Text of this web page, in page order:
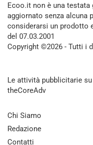
Ecoo.it non è una
aggiornato senza alcuna
considerarsi un prodotto
del 07.03.2001
Copyright ©2026 - Tutti i
Le attività pubblicitarie
theCoreAdv
Chi Siamo
Redazione
Contatti